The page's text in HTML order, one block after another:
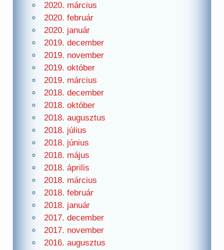
2020. március
2020. február
2020. január
2019. december
2019. november
2019. október
2019. március
2018. december
2018. október
2018. augusztus
2018. július
2018. június
2018. május
2018. április
2018. március
2018. február
2018. január
2017. december
2017. november
2016. augusztus